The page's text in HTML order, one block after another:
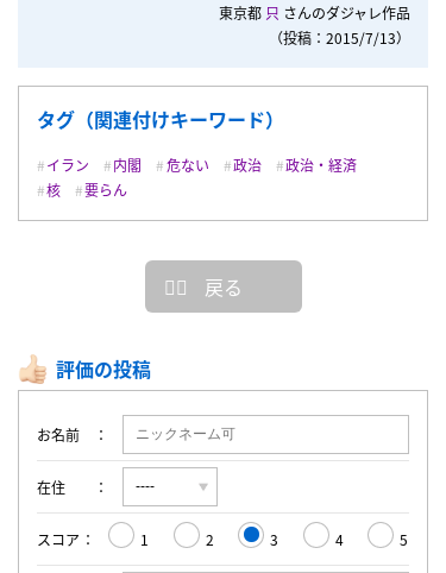
東京都 只 さんのダジャレ作品
（投稿：2015/7/13）
タグ（関連付けキーワード）
イラン 内閣 危ない 政治
政治・経済
核
要らん
戻る
評価の投稿
お名前
在住
スコア 1 2 3 4 5